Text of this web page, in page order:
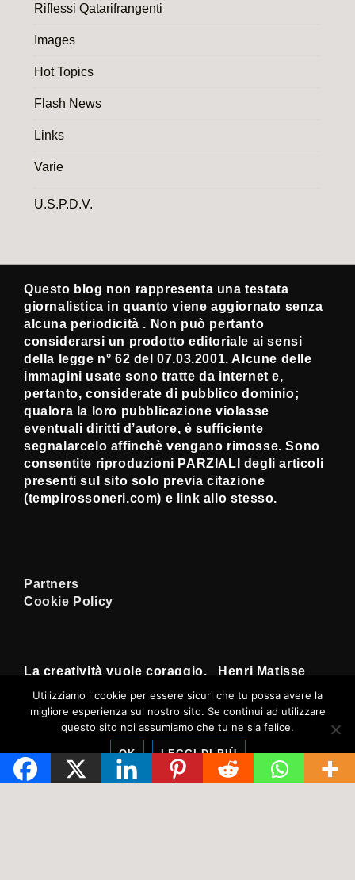
Riflessi Qatarifrangenti
Images
Hot Topics
Flash News
Links
Varie
U.S.P.D.V.
Questo blog non rappresenta una testata
giornalistica in quanto viene aggiornato senza
alcuna periodicità . Non può pertanto
considerarsi un prodotto editoriale ai sensi
della legge n° 62 del 07.03.2001. Alcune delle
immagini usate sono tratte da internet e,
pertanto, considerate di pubblico dominio;
qualora la loro pubblicazione violasse
eventuali diritti d’autore, è sufficiente
segnalarcelo affinchè vengano rimosse. Sono
consentite riproduzioni PARZIALI degli articoli
presenti sul sito solo previa citazione
(tempirossoneri.com) e link allo stesso.
Partners
Cookie Policy
La creatività vuole coraggio. Henri Matisse
Menu
Footer
Chi Siamo L’opinione Mercato
Perfect
Utilizziamo i cookie per essere sicuri che tu possa avere la
migliore esperienza sul nostro sito. Se continui ad utilizzare
questo sito noi assumiamo che tu ne sia felice.
OK LEGGI DI PIÙ